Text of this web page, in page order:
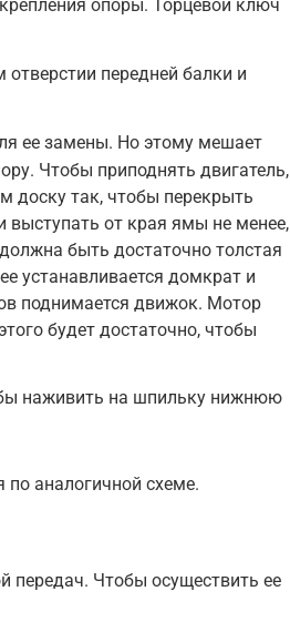
опоры. Торцевой ключ
передней балки и
ее замены. Но этому мешает
Чтобы приподнять двигатель,
доску так, чтобы перекрыть
от края ямы не менее,
быть достаточно толстая
устанавливается домкрат и
поднимается движок. Мотор
будет достаточно, чтобы
наживить на шпильку нижнюю
аналогичной схеме.
передач. Чтобы осуществить ее